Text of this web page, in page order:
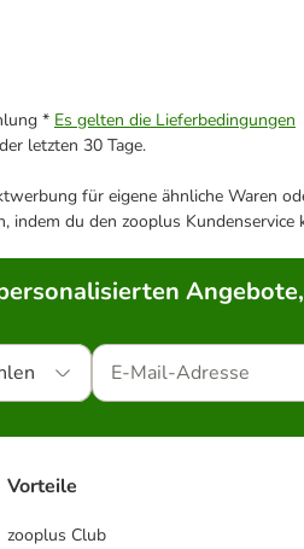
* Es gelten die Lieferbedingungen
letzten 30 Tage.
für eigene ähnliche Waren
indem du den zooplus
Vorteile
zooplus Club